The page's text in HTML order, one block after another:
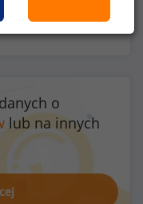
o
lub na innych